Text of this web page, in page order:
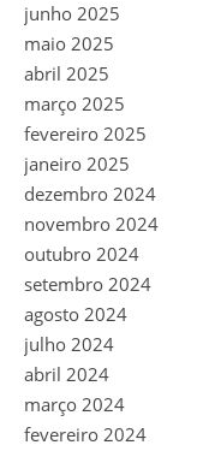
junho 2025
maio 2025
abril 2025
março 2025
fevereiro 2025
janeiro 2025
dezembro 2024
novembro 2024
outubro 2024
setembro 2024
agosto 2024
julho 2024
abril 2024
março 2024
fevereiro 2024